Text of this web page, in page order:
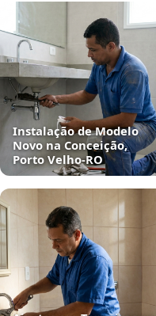
Instalação de Modelo
Novo na Conceição,
Porto Velho‑RO